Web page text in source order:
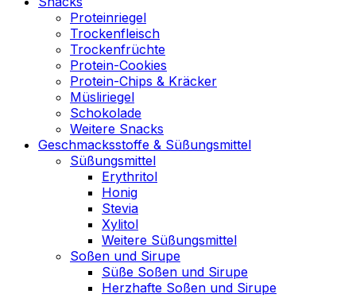
Proteinriegel
Trockenfleisch
Trockenfrüchte
Protein-Cookies
Protein-Chips & Kräcker
Müsliriegel
Schokolade
Weitere Snacks
Geschmacksstoffe & Süßungsmittel
Süßungsmittel
Erythritol
Honig
Stevia
Xylitol
Weitere Süßungsmittel
Soßen und Sirupe
Süße Soßen und Sirupe
Herzhafte Soßen und Sirupe